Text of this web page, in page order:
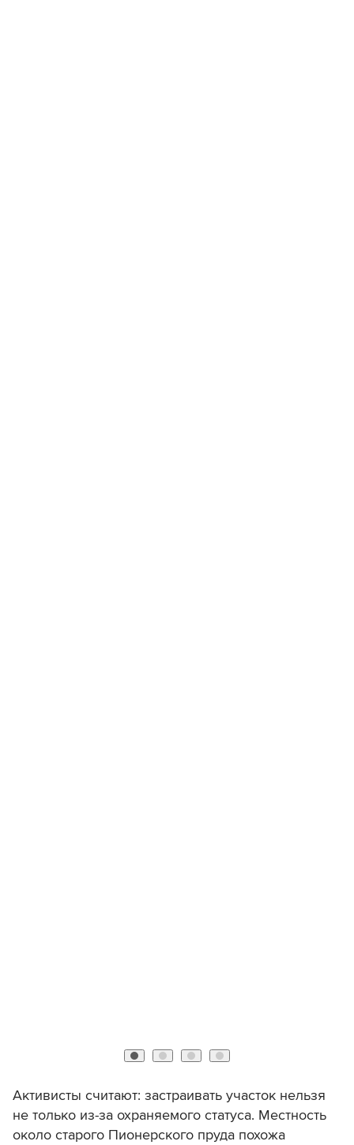
Активисты считают: застраивать участок нельзя
не только из-за охраняемого статуса. Местность
около старого Пионерского пруда похожа